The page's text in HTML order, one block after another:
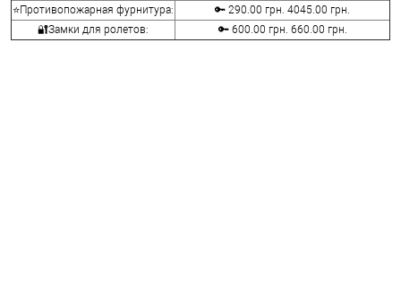
⭐Противопожарная фурнитура:
🔑 290.00 грн. 4045.00 грн.
🔐Замки для ролетов:
🔑 600.00 грн. 660.00 грн.